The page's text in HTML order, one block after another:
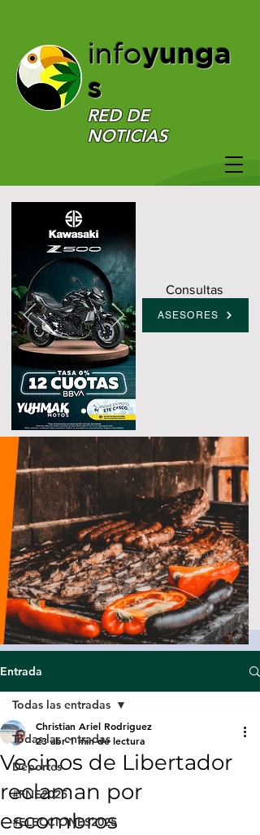
infoyunga
s
RED DE
NOTICIAS
Consultas
ASESORES
Entrada
Todas las entradas
Deportes
#FNE2025
#ELECCIONES2025
Todas las entradas
Vecinos de Libertador
reclaman por
escombros
Christian Ariel Rodriguez
23 abr 1 min de lectura